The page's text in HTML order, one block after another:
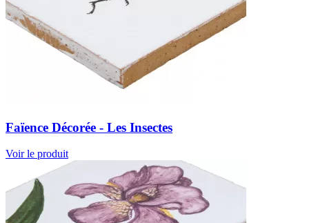
Faïence Décorée - Les Insectes
Voir le produit